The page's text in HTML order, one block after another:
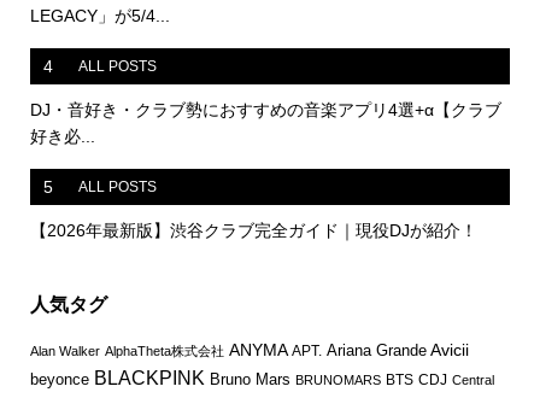
LEGACY」が5/4...
4 ALL POSTS
DJ・音好き・クラブ勢におすすめの音楽アプリ4選+α【クラブ
好き必...
5 ALL POSTS
【2026年最新版】渋谷クラブ完全ガイド｜現役DJが紹介！
人気タグ
Alan Walker AlphaTheta株式会社 ANYMA APT. Ariana Grande Avicii
beyonce BLACKPINK Bruno Mars BRUNOMARS BTS CDJ Central